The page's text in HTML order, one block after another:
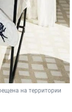
на территории